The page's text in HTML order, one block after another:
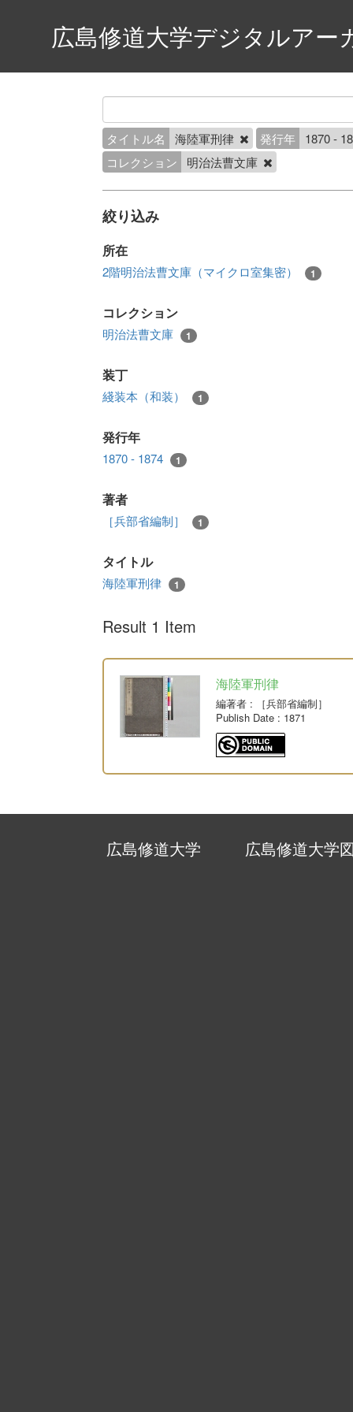
広島修道大学デジタルアー
タイトル名 海陸軍刑律 発行年
1870 -
コレクション
明治法曹文庫
絞り込み
所在
2階明治法曹文庫（マイクロ室集密） 1
コレクション
明治法曹文庫 1
装丁
綫装本（和装） 1
発行年
1870 - 1874 1
著者
［兵部省編制］ 1
タイトル
海陸軍刑律 1
Result 1 Item
海陸軍刑律
編著者 : ［兵部省編制］
Publish Date : 1871
広島修道大学 広島修道大学